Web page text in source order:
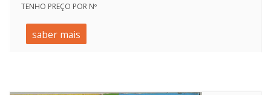
TENHO PREÇO POR Nº
saber mais